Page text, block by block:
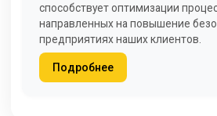
способствует оптимизации
направленных на повышение
предприятиях наших клиентов.
Подробнее